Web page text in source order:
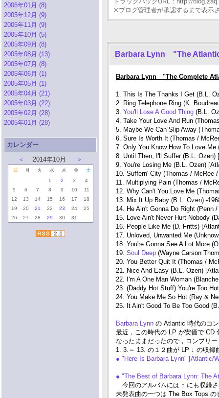
2006年01月 (8)
2005年12月 (9)
2005年11月 (9)
2005年10月 (5)
2005年09月 (8)
2005年08月 (13)
2005年07月 (8)
2005年06月 (1)
2005年05月 (1)
2005年04月 (21)
2005年03月 (22)
2005年02月 (28)
2005年01月 (28)
カレンダー
＜
2014年10月 ＞
日 月 火 水 木 金
土
1
2 3
4
5
6 7 8 9 10
11
12
13 14 15 16 17
18
19
20 21 22 23 24
25
26
27 28 29 30 31
※ブログ管理者が承認するまで表示
Barbara Lynn "The
Barbara Lynn "The Complete
1. This Is The Thanks I Get (B.L.
2. Ring Telephone Ring (K.
3. You'll Lose A Good Thing (B.L.
4. Take Your Love And Run
5. Maybe We Can Slip Away
6. Sure Is Worth It (Thomas /
7. Only You Know How To Love
8. Until Then, I'll Suffer (B.L. Ozen)
9. You're Losing Me (B.L. Ozen)
10. Suffern' City (Thomas / McRee
11. Multiplying Pain (Thomas /
12. Why Can't You Love Me
13. Mix It Up Baby (B.L. Ozen) -
14. He Ain't Gonna Do Right (Penn
15. Love Ain't Never Hurt Nobody
16. People Like Me (D. Fritts)
17. Unloved, Unwanted Me
18. You're Gonna See A Lot More
19. Soul Deep (Wayne Carson
20. You Better Quit It (Thomas /
21. Nice And Easy (B.L. Ozen)
22. I'm A One Man Woman
23. (Daddy Hot Stuff) You're Too
24. You Make Me So Hot (Ray &
25. It Ain't Good To Be Too Good
Barbara Lynn の Atlantic 時代のコ
最近，この時代の LP が安価で CD
なったままだったので，コンプリ
1. 3.～ 13. の１２曲が LP ↓ の収
● "Here Is Barbara Lynn" [Atlantic/
● "The Best of Barbara Lynn: The
今回のアルバムには ↑ にも収録
未発表曲の一つは The Box Tops